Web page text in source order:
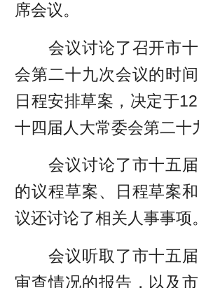
席会议。
会议讨论了召开市十
会第二十九次会议的时
日程安排草案，决定于
十四届人大常委会第二十
会议讨论了市十五届
的议程草案、日程草案
议还讨论了相关人事事项。
会议听取了市十五届
审查情况的报告，以及